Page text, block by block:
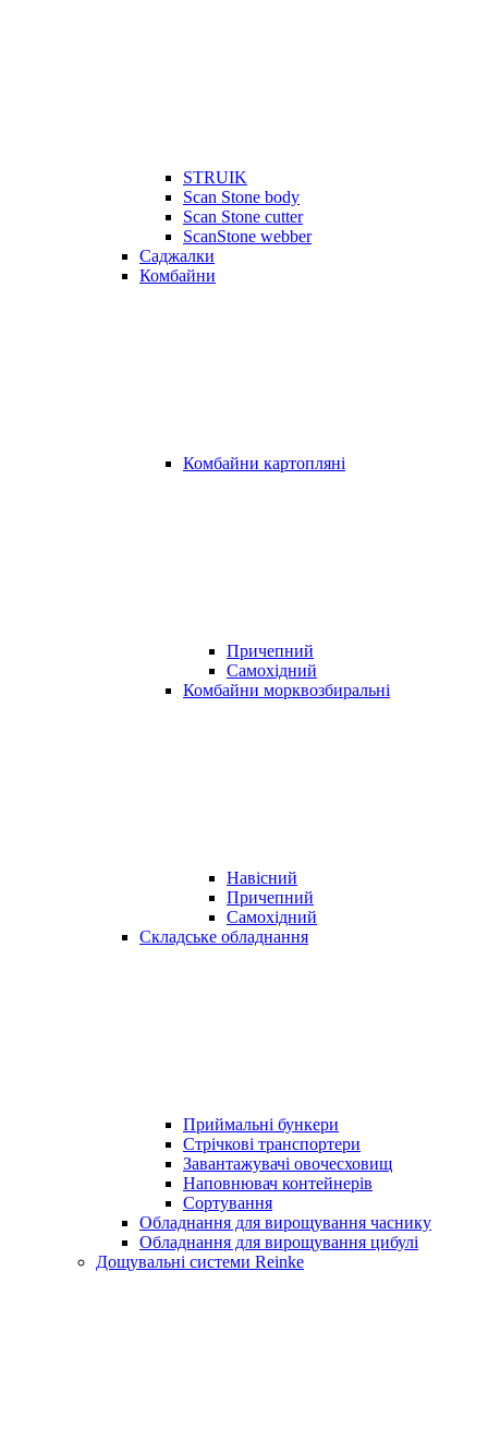
STRUIK
Scan Stone body
Scan Stone cutter
ScanStone webber
Саджалки
Комбайни
Комбайни картопляні
Причепний
Самохідний
Комбайни морквозбиральні
Навісний
Причепний
Самохідний
Складське обладнання
Приймальні бункери
Стрічкові транспортери
Завантажувачі овочесховищ
Наповнювач контейнерів
Сортування
Обладнання для вирощування часнику
Обладнання для вирощування цибулі
Дощувальні системи Reinke